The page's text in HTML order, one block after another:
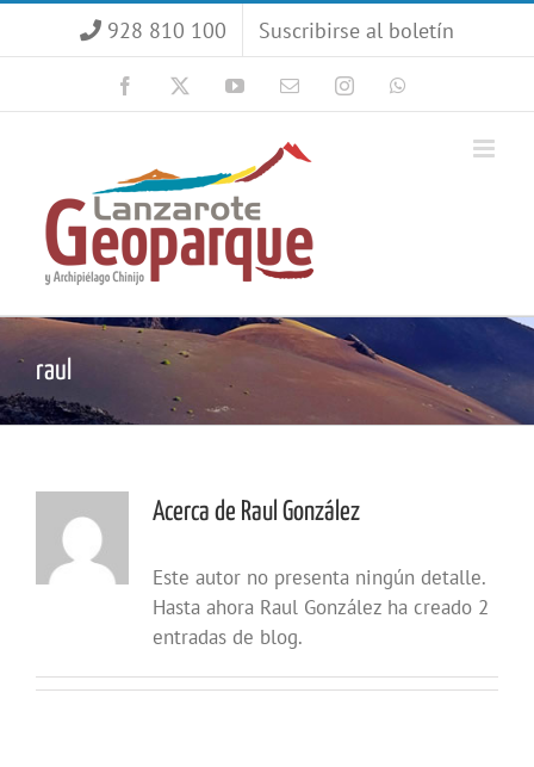
928 810 100 Suscribirse al boletín
Facebook YouTubeCorreoInstagram
raul
Acerca de Raul González
Este autor no presenta ningún detalle.
Hasta ahora Raul González ha creado 2
entradas de blog.